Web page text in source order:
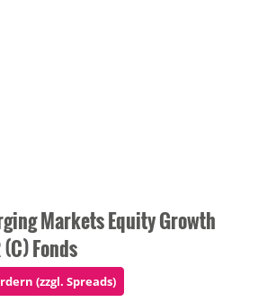
Markets Equity Growth
Fonds
(zzgl. Spreads)